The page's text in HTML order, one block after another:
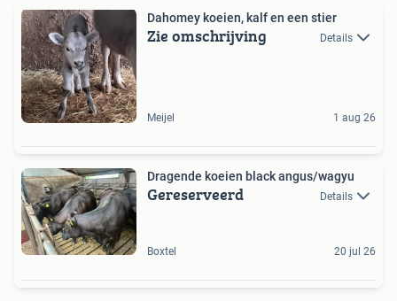
Dahomey koeien, kalf en een stier
Zie omschrijving Details
Meijel 1 aug 26
Dragende koeien black angus/wagyu
Gereserveerd Details
Boxtel 20 jul 26